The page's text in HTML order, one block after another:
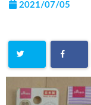
2021/07/05